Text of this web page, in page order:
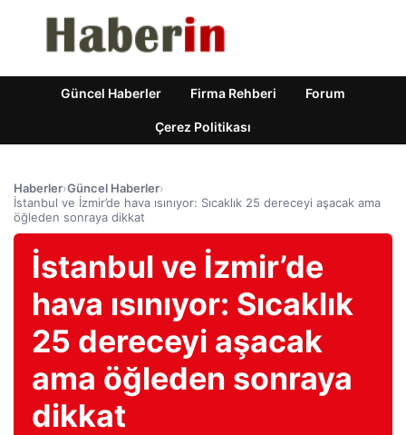
Güncel Haberler Firma Rehberi Forum
Çerez Politikası
Haberler›Güncel Haberler›
İstanbul ve İzmir’de hava ısınıyor: Sıcaklık 25 dereceyi aşacak ama
öğleden sonraya dikkat
İstanbul ve İzmir’de
hava ısınıyor: Sıcaklık
25 dereceyi aşacak
ama öğleden sonraya
dikkat